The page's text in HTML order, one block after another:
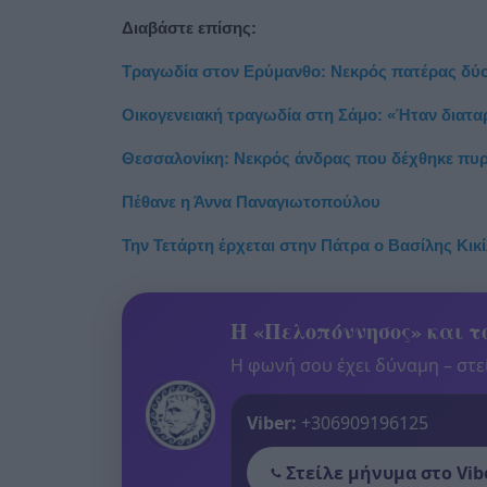
Διαβάστε επίσης:
Τραγωδία στον Ερύμανθο: Νεκρός πατέρας
Οικογενειακή τραγωδία στη Σάμο: «Ήταν
Θεσσαλονίκη: Νεκρός άνδρας που δέχθηκε
Πέθανε η Άννα Παναγιωτοπούλου
Την Τετάρτη έρχεται στην Πάτρα ο Βασίλης
Η «Πελοπόννησος» και
Η φωνή σου έχει δύναμη –
Viber: +306909196125
Στείλε μήνυμα στο